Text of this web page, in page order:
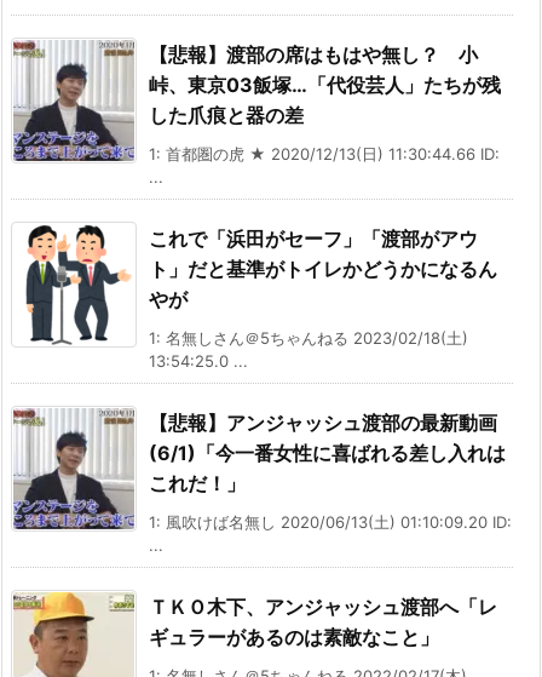
【悲報】渡部の席はもはや無し？ 小
峠、東京03飯塚…「代役芸人」たちが残
した爪痕と器の差
1: 首都圏の虎 ★ 2020/12/13(日) 11:30:44.66 ID:
...
これで「浜田がセーフ」「渡部がアウ
ト」だと基準がトイレかどうかになるん
やが
1: 名無しさん＠5ちゃんねる 2023/02/18(土)
13:54:25.0 ...
【悲報】アンジャッシュ渡部の最新動画
(6/1)「今一番女性に喜ばれる差し入れは
これだ！」
1: 風吹けば名無し 2020/06/13(土) 01:10:09.20 ID:
...
ＴＫＯ木下、アンジャッシュ渡部へ「レ
ギュラーがあるのは素敵なこと」